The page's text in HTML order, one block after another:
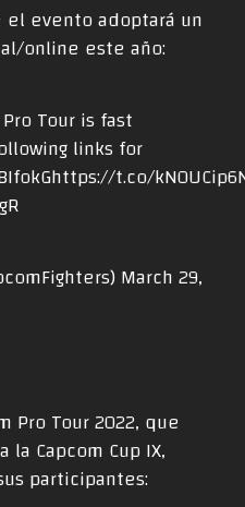
el evento adoptará un
online este año:
Tour is fast
links for
https://t.co/
March 29,
Pro Tour 2022, que
Capcom Cup IX,
participantes: